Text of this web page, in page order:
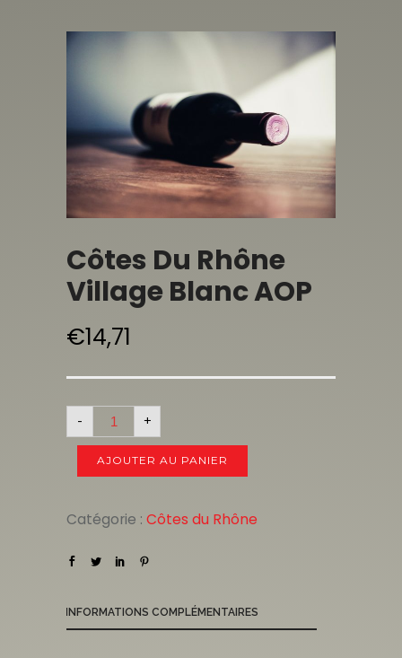
Côtes Du Rhône
Village Blanc AOP
€14,71
- +
AJOUTER AU PANIER
Catégorie : Côtes du Rhône
INFORMATIONS COMPLÉMENTAIRES